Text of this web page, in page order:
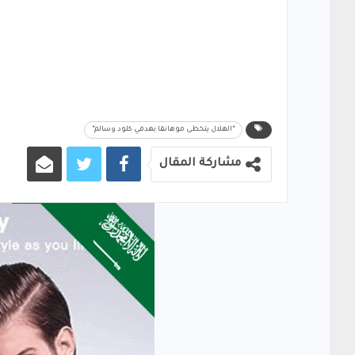
*الهلال يتخطى موهانقا بهدفي كلود وسالم*
مشاركة المقال